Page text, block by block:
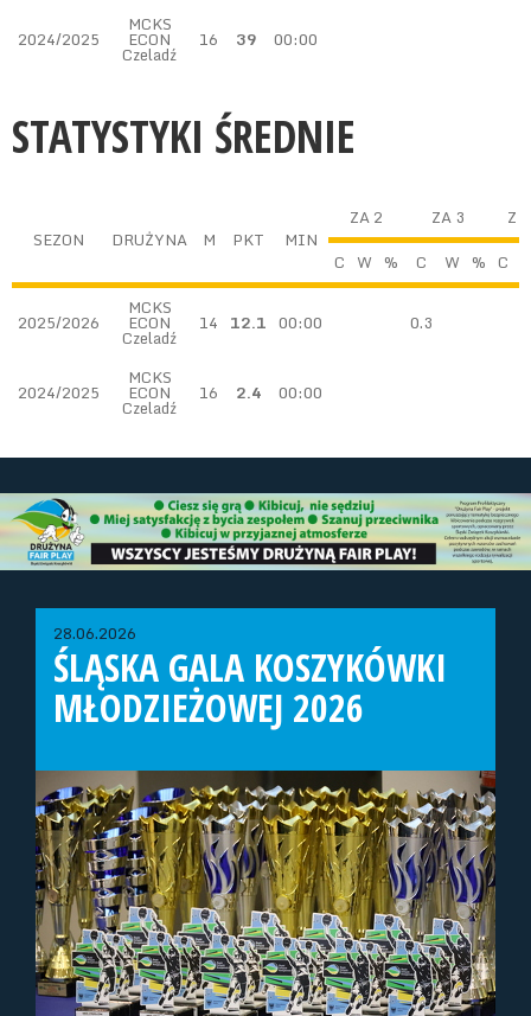
2024/2025
MCKS
ECON
Czeladź
16 39 00:00
STATYSTYKI ŚREDNIE
SEZON DRUŻYNA M PKT MIN
ZA 2 ZA 3
Z
C W % C W % C
2025/2026
MCKS
ECON
Czeladź
14 12.1 00:00 0.3
2024/2025
MCKS
ECON
Czeladź
16 2.4 00:00
28.06.2026
ŚLĄSKA GALA KOSZYKÓWKI
MŁODZIEŻOWEJ 2026